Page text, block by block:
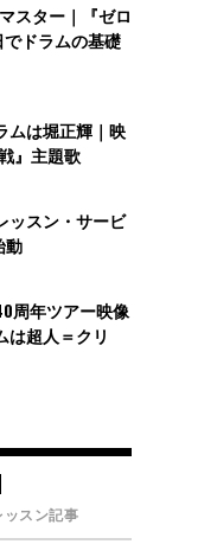
スター｜『ゼロ
ドラムの基礎
ムは堀正輝｜映
』主題歌
ッスン・サービ
動
周年ツアー映像
は超人＝クリ
スン記事